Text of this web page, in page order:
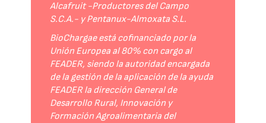
Alcafruit -Productores del Campo
S.C.A.- y Pentanux-Almoxata S.L.
BioChargae está cofinanciado por la
Unión Europea al 80% con cargo al
FEADER, siendo la autoridad encargada
de la gestión de la aplicación de la ayuda
FEADER la dirección General de
Desarrollo Rural, Innovación y
Formación Agroalimentaria del